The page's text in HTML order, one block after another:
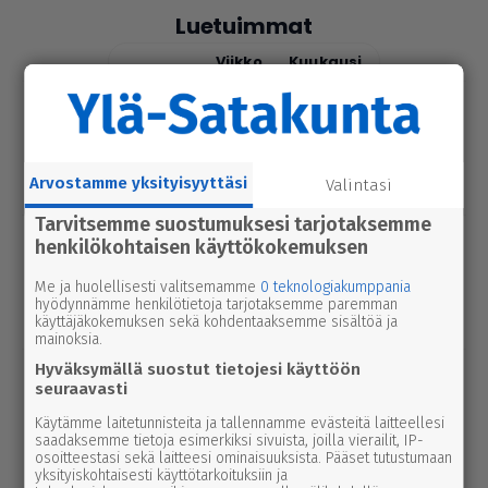
Luetuimmat
Tänään Viikko Kuukausi
uutinen6.8.2026 9.15
Seu­ra­kun­ta­ko­din ala­ker­rassa vesi­va­
tel­lään par­hail­laan uusiksi
uutinen6.8.2026 2.55
Elisa parantaa 5g-yhteyksiä Karviassa
ja Par­ka­nossa – seuraavan suku­pol­
ven tekniikka kolkuttaa jo ovella
uutinen5.8.2026 12.00
Pääl­lys­tys­työt hidas­ta­vat lii­ken­nettä
3-tiellä Ikaa­lis­ten suunnalla – syys­
kuussa uutta pintaa Kui­vas­jär­ven
Arvostamme yksityisyyttäsi Valintasi
Tarvitsemme suostumuksesi tarjotaksemme
henkilökohtaisen käyttökokemuksen
Me ja huolellisesti valitsemamme 0 teknologiakumppania
hyödynnämme henkilötietoja tarjotaksemme paremman
käyttäjäkokemuksen sekä kohdentaaksemme sisältöä ja
mainoksia.
Hyväksymällä suostut tietojesi käyttöön
seuraavasti
Käytämme laitetunnisteita ja tallennamme evästeitä laitteellesi
saadaksemme tietoja esimerkiksi sivuista, joilla vierailit, IP-
osoitteestasi sekä laitteesi ominaisuuksista. Pääset tutustumaan
yksityiskohtaisesti käyttötarkoituksiin ja